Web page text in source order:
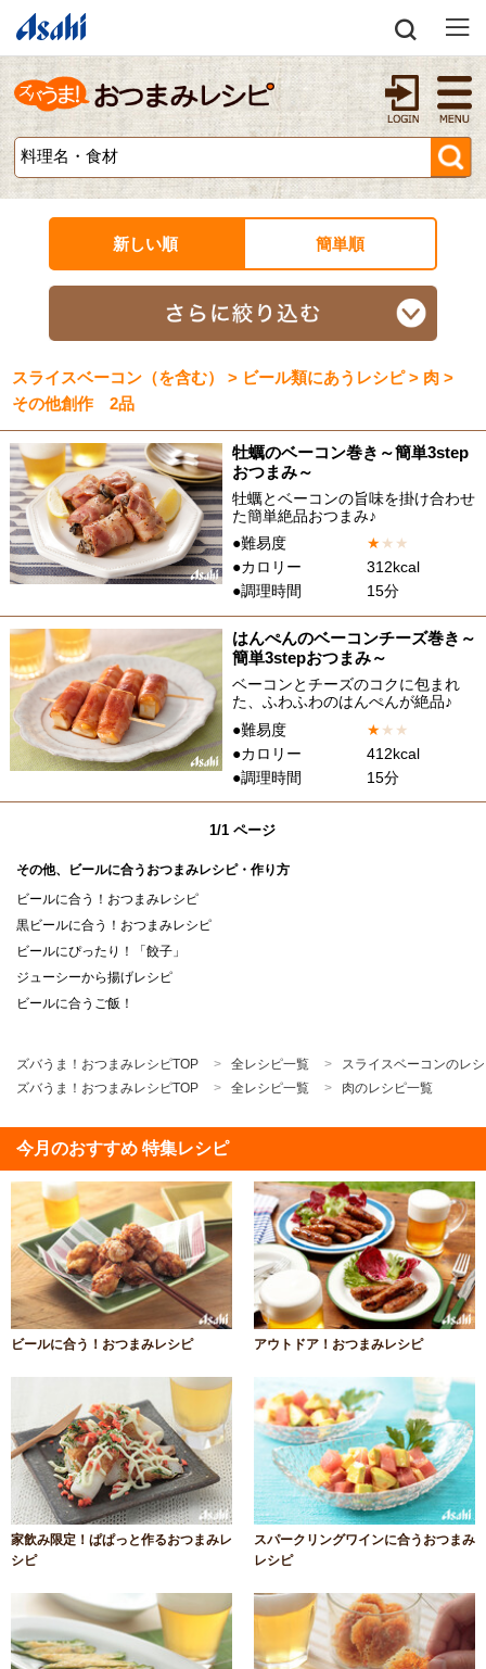
新しい順 簡単順
スライスベーコン（を含む） > ビール類にあうレシピ > 肉 >
その他創作 2品
牡蠣のベーコン巻き～簡単3step
おつまみ～
牡蠣とベーコンの旨味を掛け合わせ
た簡単絶品おつまみ♪
●難易度
★★ ★
●カロリー
312kcal
●調理時間
15分
はんぺんのベーコンチーズ巻き～
簡単3stepおつまみ～
ベーコンとチーズのコクに包まれ
た、ふわふわのはんぺんが絶品♪
●難易度
★★ ★
●カロリー
412kcal
●調理時間
15分
1/1 ページ
その他、ビールに合うおつまみレシピ・作り方
ビールに合う！おつまみレシピ
黒ビールに合う！おつまみレシピ
ビールにぴったり！「餃子」
ジューシーから揚げレシピ
ビールに合うご飯！
ズバうま！おつまみレシピTOP 全レシピ一覧
スライスベーコンのレ
ズバうま！おつまみレシピTOP
全レシピ一覧 肉のレシピ一覧
今月のおすすめ 特集レシピ
ビールに合う！おつまみレシピ アウトドア！おつまみレシピ
家飲み限定！ぱぱっと作るおつまみレ
シピ
スパークリングワインに合うおつまみ
レシピ